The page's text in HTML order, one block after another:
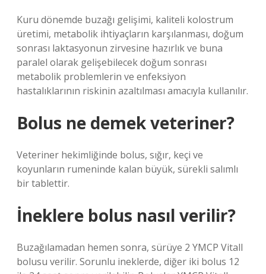
Kuru dönemde buzağı gelişimi, kaliteli kolostrum
üretimi, metabolik ihtiyaçların karşılanması, doğum
sonrası laktasyonun zirvesine hazırlık ve buna
paralel olarak gelişebilecek doğum sonrası
metabolik problemlerin ve enfeksiyon
hastalıklarının riskinin azaltılması amacıyla kullanılır.
Bolus ne demek veteriner?
Veteriner hekimliğinde bolus, sığır, keçi ve
koyunların rumeninde kalan büyük, sürekli salımlı
bir tablettir.
İneklere bolus nasıl verilir?
Buzağılamadan hemen sonra, sürüye 2 YMCP Vitall
bolusu verilir. Sorunlu ineklerde, diğer iki bolus 12